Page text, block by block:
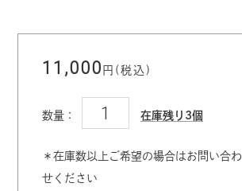
11,000 円(税込)
数量： 在庫残り3個
＊在庫数以上ご希望の場合はお問い合わ
せください